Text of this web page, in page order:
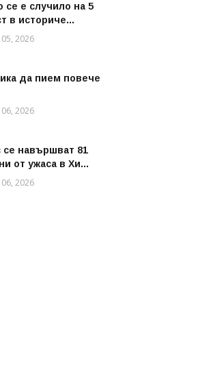
се е случило на 5
в историче...
05, 2026
да пием повече
06, 2026
се навършват 81
от ужаса в Хи...
06, 2026